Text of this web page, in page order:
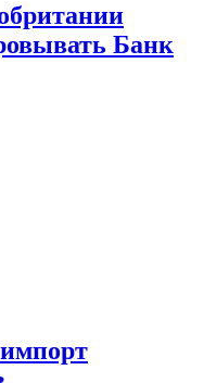
Банк